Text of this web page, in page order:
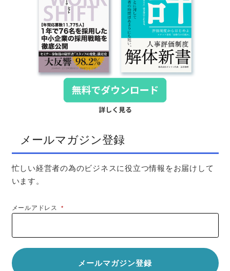
メールマガジン登録
忙しい経営者の為のビジネスに役立つ情報をお届けして
います。
メールアドレス*